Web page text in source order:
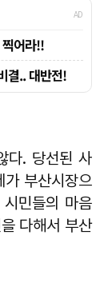
다. 당선된 사
부산시장으
민들의 마음
다해서 부산